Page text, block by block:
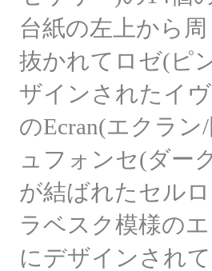
台紙の左上から
抜かれてロゼ(ピ
ザインされたイ
のEcran(エクラ
ュフォンセ(ダー
が結ばれたセル
ラベスク模様の
にデザインされ